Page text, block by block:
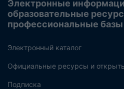
Электронные
образовательные
профессиональные
Электронный каталог
Официальные ресурсы и
Подписка